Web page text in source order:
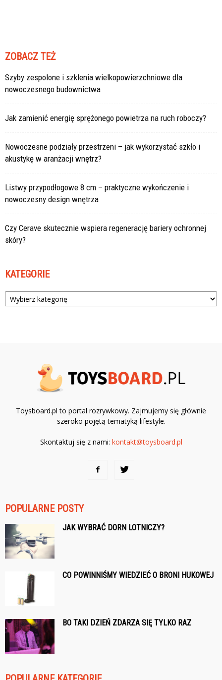
ZOBACZ TEŻ
Szyby zespolone i szklenia wielkopowierzchniowe dla
nowoczesnego budownictwa
Jak zamienić energię sprężonego powietrza na ruch roboczy?
Nowoczesne podziały przestrzeni – jak wykorzystać szkło i
akustykę w aranżacji wnętrz?
Listwy przypodłogowe 8 cm – praktyczne wykończenie i
nowoczesny design wnętrza
Czy Cerave skutecznie wspiera regenerację bariery ochronnej
skóry?
KATEGORIE
Kategorie
Toysboard.pl to portal rozrywkowy. Zajmujemy się głównie
szeroko pojętą tematyką lifestyle.
Skontaktuj się z nami: kontakt@toysboard.pl
POPULARNE POSTY
JAK WYBRAĆ DORN LOTNICZY?
CO POWINNIŚMY WIEDZIEĆ O BRONI HUKOWEJ
BO TAKI DZIEŃ ZDARZA SIĘ TYLKO RAZ